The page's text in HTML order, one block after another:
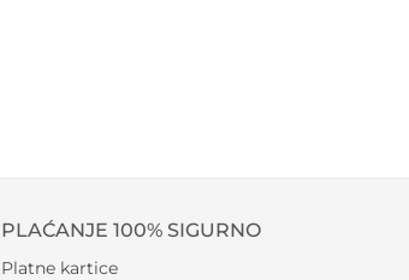
PLAĆANJE 100% SIGURNO
Platne kartice